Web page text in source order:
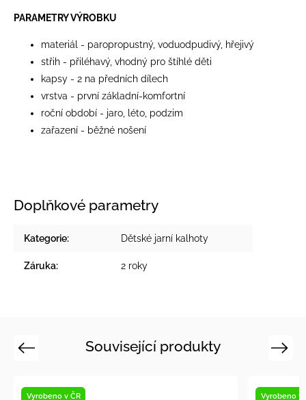
PARAMETRY VÝROBKU
materiál - paropropustný, voduodpudivý, hřejivý
střih - přiléhavý, vhodný pro štíhlé děti
kapsy - 2 na předních dílech
vrstva - první základní-komfortní
roční období - jaro, léto, podzim
zařazení - běžné nošení
Doplňkové parametry
Kategorie: Dětské jarní kalhoty
Záruka: 2 roky
Související produkty
Previous
Vyrobeno v ČR Novinka
Next